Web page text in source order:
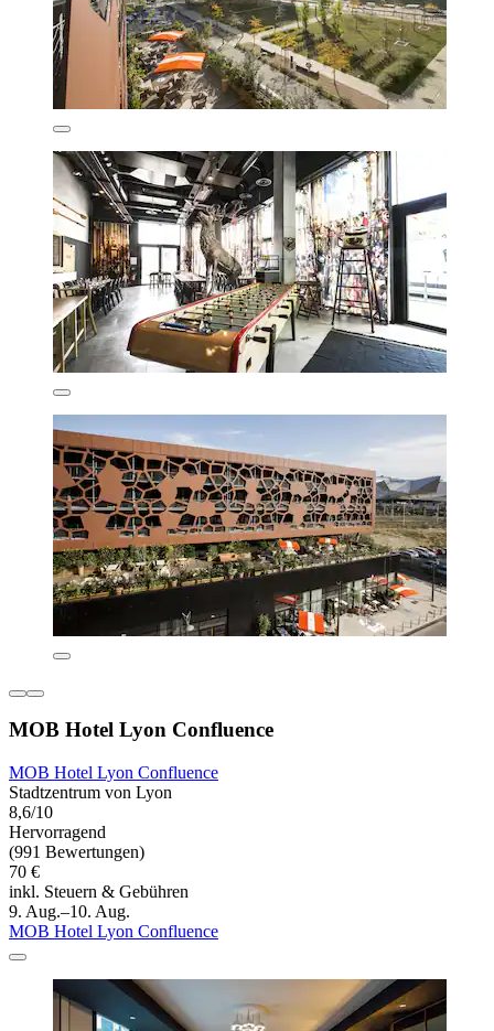
MOB Hotel Lyon Confluence
MOB Hotel Lyon Confluence
Stadtzentrum von Lyon
8,6/10
Hervorragend
(991 Bewertungen)
70 €
inkl. Steuern & Gebühren
9. Aug.–10. Aug.
MOB Hotel Lyon Confluence